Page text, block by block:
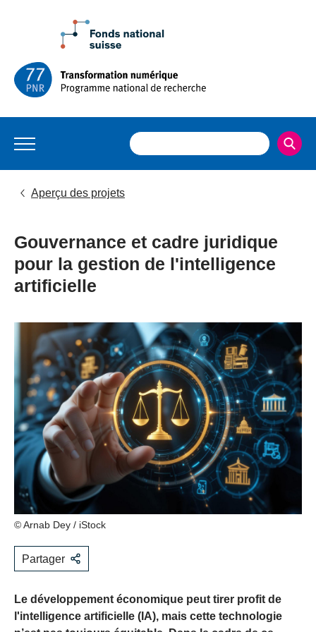
Aperçu des projets
Gouvernance et cadre juridique
pour la gestion de l'intelligence
artificielle
© Arnab Dey / iStock
Partager
Le développement économique peut tirer profit de
l'intelligence artificielle (IA), mais cette technologie